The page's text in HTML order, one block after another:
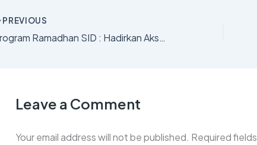
PREVIOUS
Program Ramadhan SID : Hadirkan Aksi Nyata untuk Masyarakat Sekitar Selama Bulan Ramadhan 1447H
Leave a Comment
Your email address will not be published. Required